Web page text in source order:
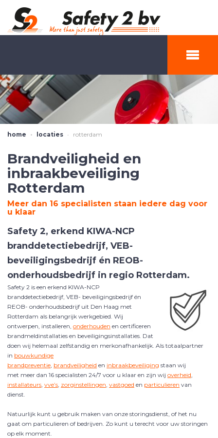
home locaties rotterdam
Brandveiligheid en
inbraakbeveiliging
Rotterdam
Meer dan 16 specialisten staan iedere dag voor
u klaar
Safety 2, erkend KIWA-NCP
branddetectiebedrijf, VEB-
beveiligingsbedrijf én REOB-
onderhoudsbedrijf in regio Rotterdam.
Safety 2 is een erkend KIWA-NCP
branddetectiebedrijf, VEB- beveiligingsbedrijf én
REOB- onderhoudsbedrijf uit Den Haag met
Rotterdam als belangrijk werkgebied. Wij
ontwerpen, installeren, onderhouden en certificeren
brandmeldinstallaties en beveiligingsinstallaties. Dat
doen wij helemaal zelfstandig en merkonafhankelijk. Als totaalpartner
in bouwkundige
brandpreventie, brandveiligheid en inbraakbeveiliging staan wij
met meer dan 16 specialisten 24/7 voor u klaar en zijn wij overheid,
installateurs, vve’s, zorginstellingen, vastgoed en particulieren van
dienst.
Natuurlijk kunt u gebruik maken van onze storingsdienst, of het nu
gaat om particulieren of bedrijven. Zo kunt u terecht voor uw storingen
op elk moment.